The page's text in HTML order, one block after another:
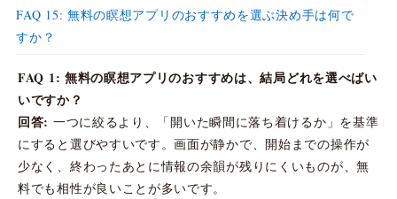
FAQ 15: 無料の瞑想アプリのおすすめを選ぶ決め手は何で
すか？
FAQ 1: 無料の瞑想アプリのおすすめは、結局どれを選べばい
いですか？
回答: 一つに絞るより、「開いた瞬間に落ち着けるか」を基準
にすると選びやすいです。画面が静かで、開始までの操作が
少なく、終わったあとに情報の余韻が残りにくいものが、無
料でも相性が良いことが多いです。